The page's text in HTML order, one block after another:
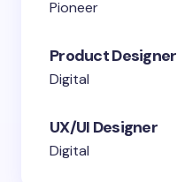
Pioneer
Product Designer
Digital
UX/UI Designer
Digital